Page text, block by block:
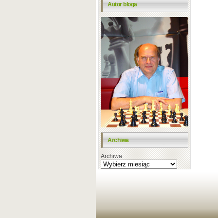
Autor bloga
Archiwa
Archiwa